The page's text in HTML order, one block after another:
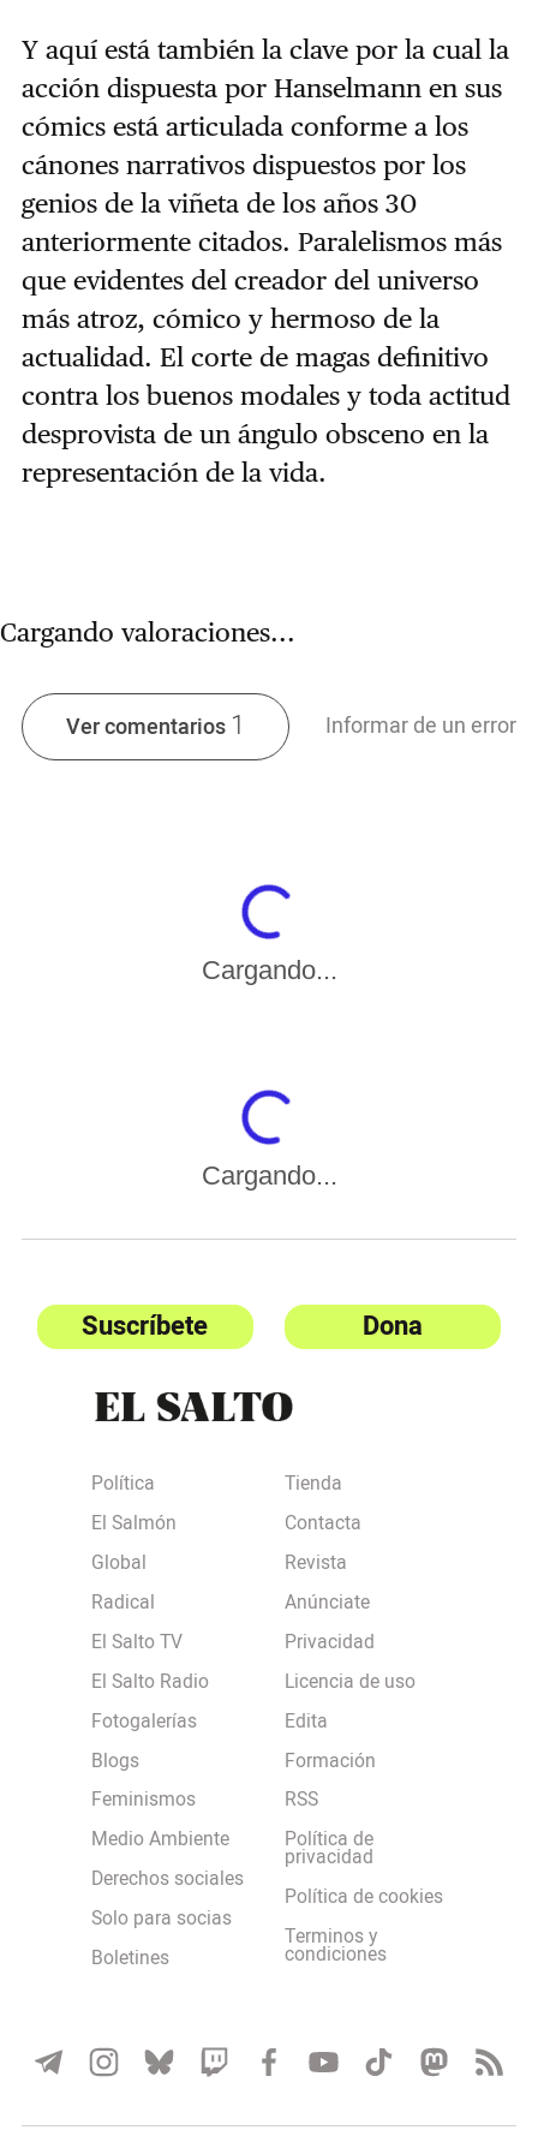
Y aquí está también la clave por la cual la
acción dispuesta por Hanselmann en sus
cómics está articulada conforme a los
cánones narrativos dispuestos por los
genios de la viñeta de los años 30
anteriormente citados. Paralelismos más
que evidentes del creador del universo
más atroz, cómico y hermoso de la
actualidad. El corte de magas definitivo
contra los buenos modales y toda actitud
desprovista de un ángulo obsceno en la
representación de la vida.
Cargando valoraciones...
Ver comentarios 1 Informar de un error
Cargando...
Cargando...
Suscríbete Dona
Política
El Salmón
Global
Radical
El Salto TV
El Salto Radio
Fotogalerías
Blogs
Feminismos
Medio Ambiente
Derechos sociales
Solo para socias
Boletines
Tienda
Contacta
Revista
Anúnciate
Privacidad
Licencia de uso
Edita
Formación
RSS
Política de
privacidad
Política de cookies
Terminos y
condiciones